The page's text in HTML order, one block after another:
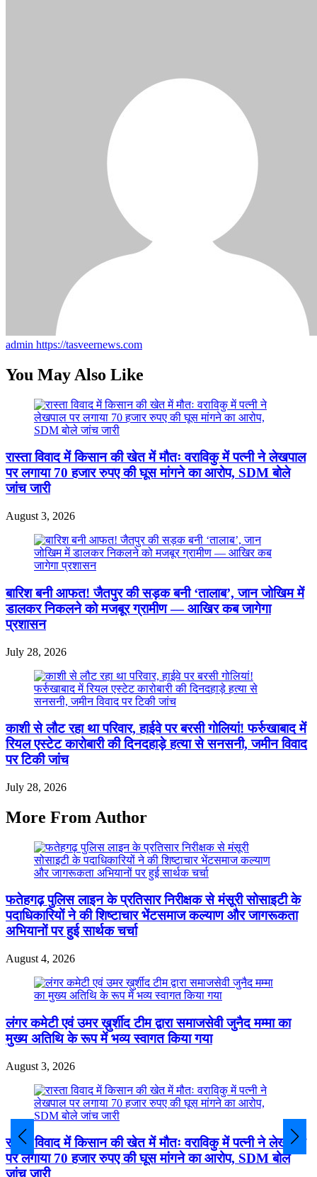
admin https://tasveernews.com
You May Also Like
रास्ता विवाद में किसान की खेत में मौतः वराविकु में पत्नी ने लेखपाल
पर लगाया 70 हजार रुपए की घूस मांगने का आरोप, SDM बोले
जांच जारी
August 3, 2026
बारिश बनी आफत! जैतपुर की सड़क बनी ‘तालाब’, जान जोखिम में
डालकर निकलने को मजबूर ग्रामीण — आखिर कब जागेगा
प्रशासन
July 28, 2026
काशी से लौट रहा था परिवार, हाईवे पर बरसी गोलियां! फर्रुखाबाद में
रियल एस्टेट कारोबारी की दिनदहाड़े हत्या से सनसनी, जमीन विवाद
पर टिकी जांच
July 28, 2026
More From Author
फतेहगढ़ पुलिस लाइन के प्रतिसार निरीक्षक से मंसूरी सोसाइटी के
पदाधिकारियों ने की शिष्टाचार भेंटसमाज कल्याण और जागरूकता
अभियानों पर हुई सार्थक चर्चा
August 4, 2026
लंगर कमेटी एवं उमर ख़ुर्शीद टीम द्वारा समाजसेवी जुनैद मम्मा का
मुख्य अतिथि के रूप में भव्य स्वागत किया गया
August 3, 2026
रास्ता विवाद में किसान की खेत में मौतः वराविकु में पत्नी ने लेखपाल
पर लगाया 70 हजार रुपए की घूस मांगने का आरोप, SDM बोले